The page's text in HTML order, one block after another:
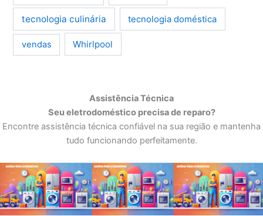
tecnologia culinária tecnologia doméstica
vendas Whirlpool
Assistência Técnica
Seu eletrodoméstico precisa de reparo?
Encontre assistência técnica confiável na sua região e mantenha
tudo funcionando perfeitamente.